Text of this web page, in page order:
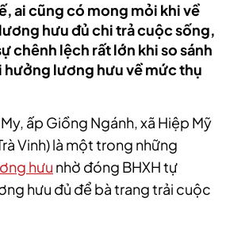
ai cũng có mong mỏi khi về
hưu đủ chi trả cuộc sống,
chênh lệch rất lớn khi so sánh
lương hưu về mức thụ
ấp Giồng Ngánh, xã Hiệp Mỹ
Vinh) là một trong những
hưu nhờ đóng BHXH tự
hưu đủ để bà trang trải cuộc